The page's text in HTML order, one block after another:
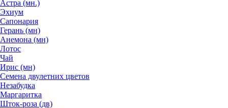
Астра (мн.)
Эхиум
Сапонария
Герань (мн)
Анемона (мн)
Лотос
Чай
Ирис (мн)
Семена двулетних цветов
Незабудка
Маргаритка
Шток-роза (дв)